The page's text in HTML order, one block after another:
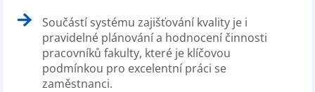
Součástí systému zajišťování kvality je i
pravidelné plánování a hodnocení činnosti
pracovníků fakulty, které je klíčovou
podmínkou pro excelentní práci se
zaměstnanci.